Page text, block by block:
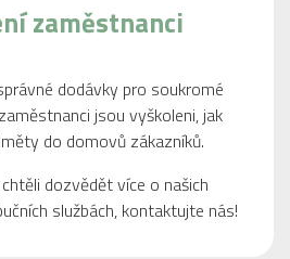
zaměstnanci
dodávky pro soukromé
jsou vyškoleni, jak
do domovů zákazníků.
dozvědět více o našich
službách, kontaktujte nás!